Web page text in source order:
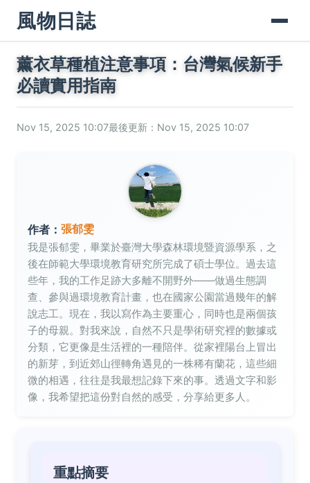
風物日誌
薰衣草種植注意事項：台灣氣候新手
必讀實用指南
Nov 15, 2025 10:07最後更新：Nov 15, 2025 10:07
作者： 張郁雯
我是張郁雯，畢業於臺灣大學森林環境暨資源學系，之
後在師範大學環境教育研究所完成了碩士學位。過去這
些年，我的工作足跡大多離不開野外——做過生態調
查、參與過環境教育計畫，也在國家公園當過幾年的解
說志工。現在，我以寫作為主要重心，同時也是兩個孩
子的母親。對我來說，自然不只是學術研究裡的數據或
分類，它更像是生活裡的一種陪伴。從家裡陽台上冒出
的新芽，到近郊山徑轉角遇見的一株稀有蘭花，這些細
微的相遇，往往是我最想記錄下來的事。透過文字和影
像，我希望把這份對自然的感受，分享給更多人。
重點摘要